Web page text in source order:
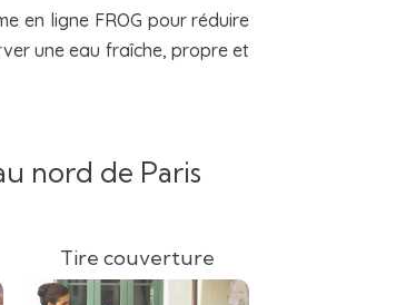
en ligne FROG pour réduire
une eau fraîche, propre et
nord de Paris
Tire couverture